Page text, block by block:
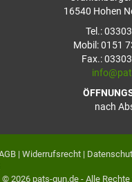
16540 Hohen
Tel.:
Mobil: 0151
Fax.:
nach
| Widerrufsrecht |
© 2026 pats-gun.de - Alle Rechte